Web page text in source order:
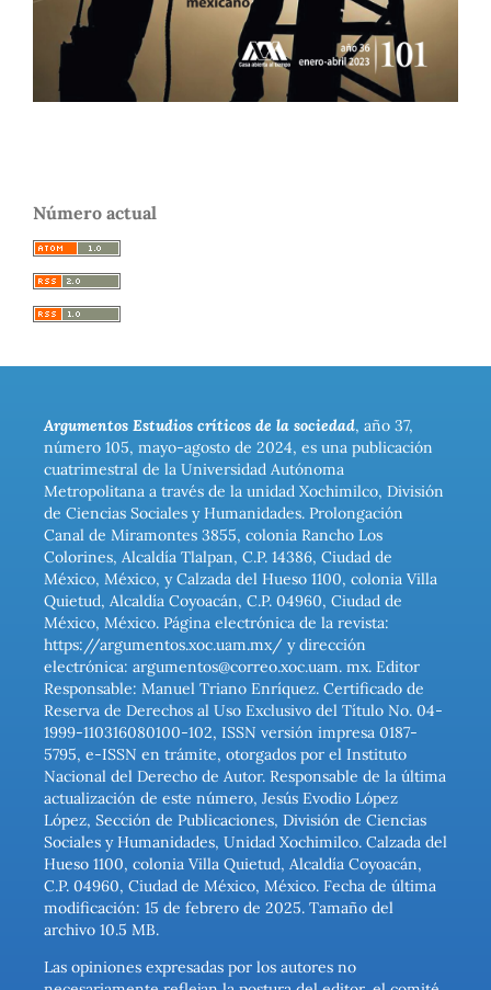
Número actual
Argumentos Estudios críticos de la sociedad, año 37,
número 105, mayo-agosto de 2024, es una publicación
cuatrimestral de la Universidad Autónoma
Metropolitana a través de la unidad Xochimilco, División
de Ciencias Sociales y Humanidades. Prolongación
Canal de Miramontes 3855, colonia Rancho Los
Colorines, Alcaldía Tlalpan, C.P. 14386, Ciudad de
México, México, y Calzada del Hueso 1100, colonia Villa
Quietud, Alcaldía Coyoacán, C.P. 04960, Ciudad de
México, México. Página electrónica de la revista:
https://argumentos.xoc.uam.mx/ y dirección
electrónica: argumentos@correo.xoc.uam. mx. Editor
Responsable: Manuel Triano Enríquez. Certificado de
Reserva de Derechos al Uso Exclusivo del Título No. 04-
1999-110316080100-102, ISSN versión impresa 0187-
5795, e-ISSN en trámite, otorgados por el Instituto
Nacional del Derecho de Autor. Responsable de la última
actualización de este número, Jesús Evodio López
López, Sección de Publicaciones, División de Ciencias
Sociales y Humanidades, Unidad Xochimilco. Calzada del
Hueso 1100, colonia Villa Quietud, Alcaldía Coyoacán,
C.P. 04960, Ciudad de México, México. Fecha de última
modificación: 15 de febrero de 2025. Tamaño del
archivo 10.5 MB.
Las opiniones expresadas por los autores no